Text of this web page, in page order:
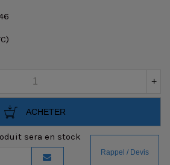
+
ACHETER
sera en stock